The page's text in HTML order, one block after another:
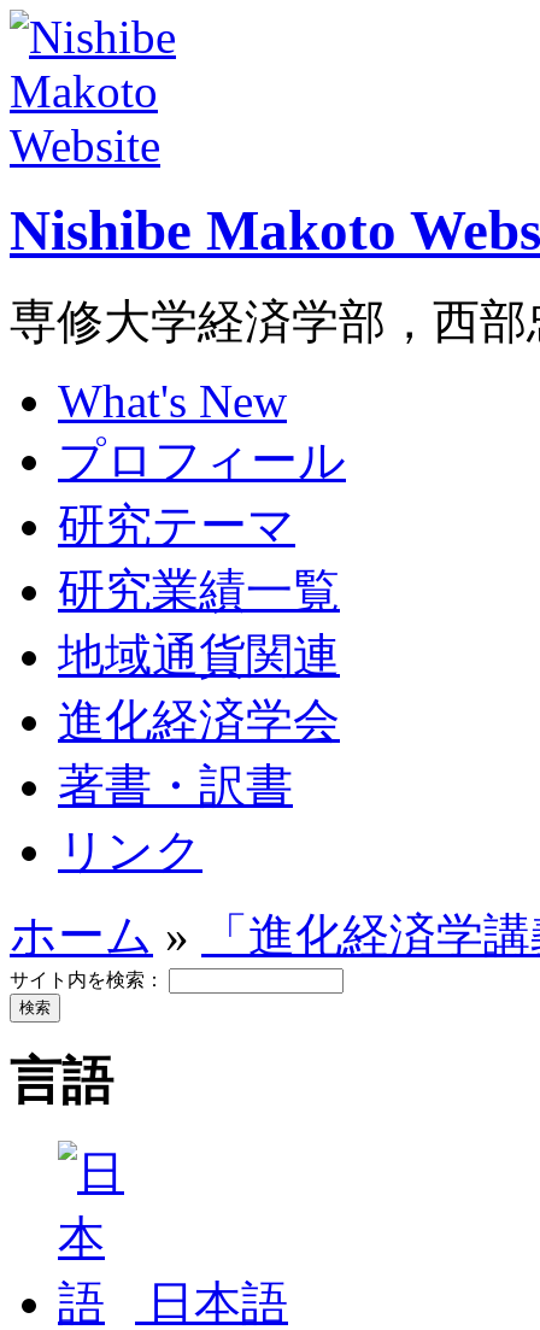
Nishibe Makoto
専修大学経済学部，西
What's New
プロフィール
研究テーマ
研究業績一覧
地域通貨関連
進化経済学会
著書・訳書
リンク
ホーム » 「進化経済学
サイト内を検索：
言語
日本語